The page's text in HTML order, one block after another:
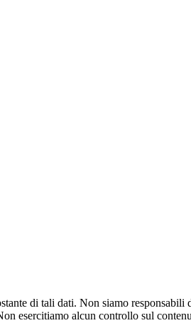
di tali dati. Non siamo responsabili
esercitiamo alcun controllo sul